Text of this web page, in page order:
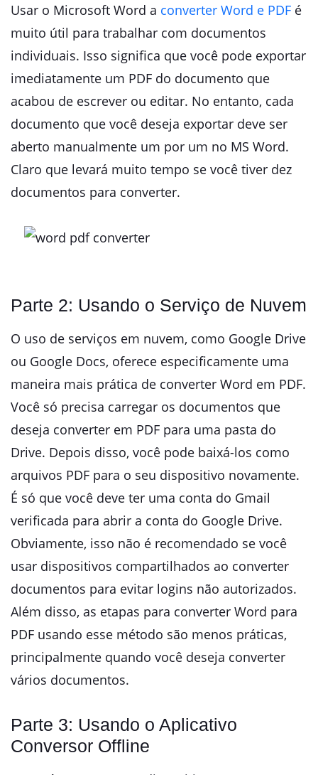
Usar o Microsoft Word a converter Word e PDF é
muito útil para trabalhar com documentos
individuais. Isso significa que você pode exportar
imediatamente um PDF do documento que
acabou de escrever ou editar. No entanto, cada
documento que você deseja exportar deve ser
aberto manualmente um por um no MS Word.
Claro que levará muito tempo se você tiver dez
documentos para converter.
Parte 2: Usando o Serviço de Nuvem
O uso de serviços em nuvem, como Google Drive
ou Google Docs, oferece especificamente uma
maneira mais prática de converter Word em PDF.
Você só precisa carregar os documentos que
deseja converter em PDF para uma pasta do
Drive. Depois disso, você pode baixá-los como
arquivos PDF para o seu dispositivo novamente.
É só que você deve ter uma conta do Gmail
verificada para abrir a conta do Google Drive.
Obviamente, isso não é recomendado se você
usar dispositivos compartilhados ao converter
documentos para evitar logins não autorizados.
Além disso, as etapas para converter Word para
PDF usando esse método são menos práticas,
principalmente quando você deseja converter
vários documentos.
Parte 3: Usando o Aplicativo
Conversor Offline